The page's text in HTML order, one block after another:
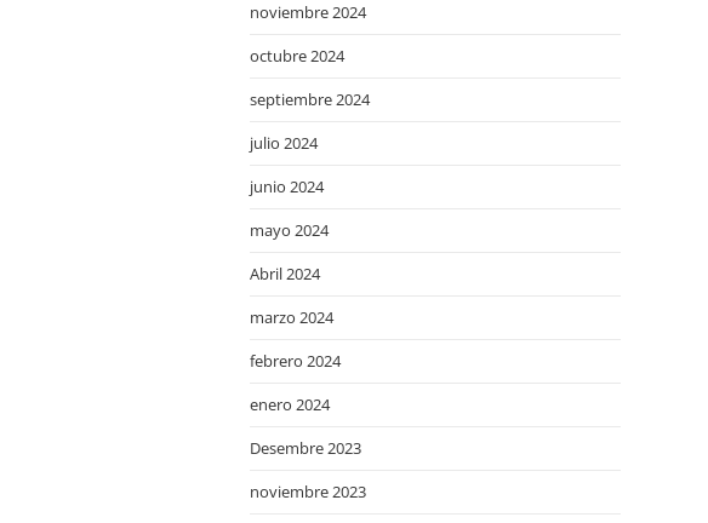
noviembre 2024
octubre 2024
septiembre 2024
julio 2024
junio 2024
mayo 2024
Abril 2024
marzo 2024
febrero 2024
enero 2024
Desembre 2023
noviembre 2023